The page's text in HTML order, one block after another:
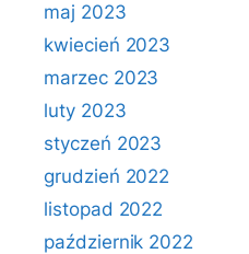
maj 2023
kwiecień 2023
marzec 2023
luty 2023
styczeń 2023
grudzień 2022
listopad 2022
październik 2022